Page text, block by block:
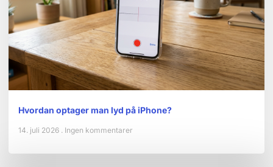
Hvordan optager man lyd på iPhone?
14. juli 2026 Ingen kommentarer